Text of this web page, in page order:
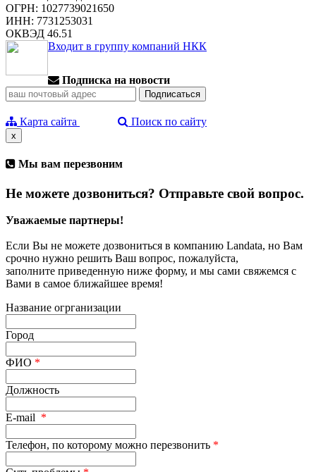
ОГРН: 1027739021650
ИНН: 7731253031
ОКВЭД 46.51
Входит в группу компаний НКК
Подписка на новости
Карта сайта Поиск по сайту
x
Мы вам перезвоним
Не можете дозвониться? Отправьте свой вопрос.
Уважаемые партнеры!
Если Вы не можете дозвониться в компанию Landata, но Вам
срочно нужно решить Ваш вопрос, пожалуйста,
заполните приведенную ниже форму, и мы сами свяжемся с
Вами в самое ближайшее время!
Название огрганизации
Город
ФИО *
Должность
E-mail *
Телефон, по которому можно перезвонить *